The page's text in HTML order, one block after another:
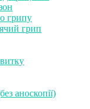
грипу
грип
аноскопії)